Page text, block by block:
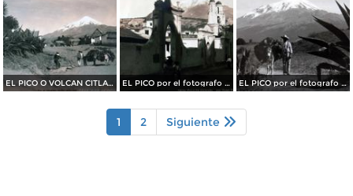
EL PICO O VOLCAN CITLALTEPETL Por el fotografo HUGO BREHME EL PICO por el fotografo HUGO BREHME EL PICO por el fotografo HUGO BREHME
1 2 Siguiente